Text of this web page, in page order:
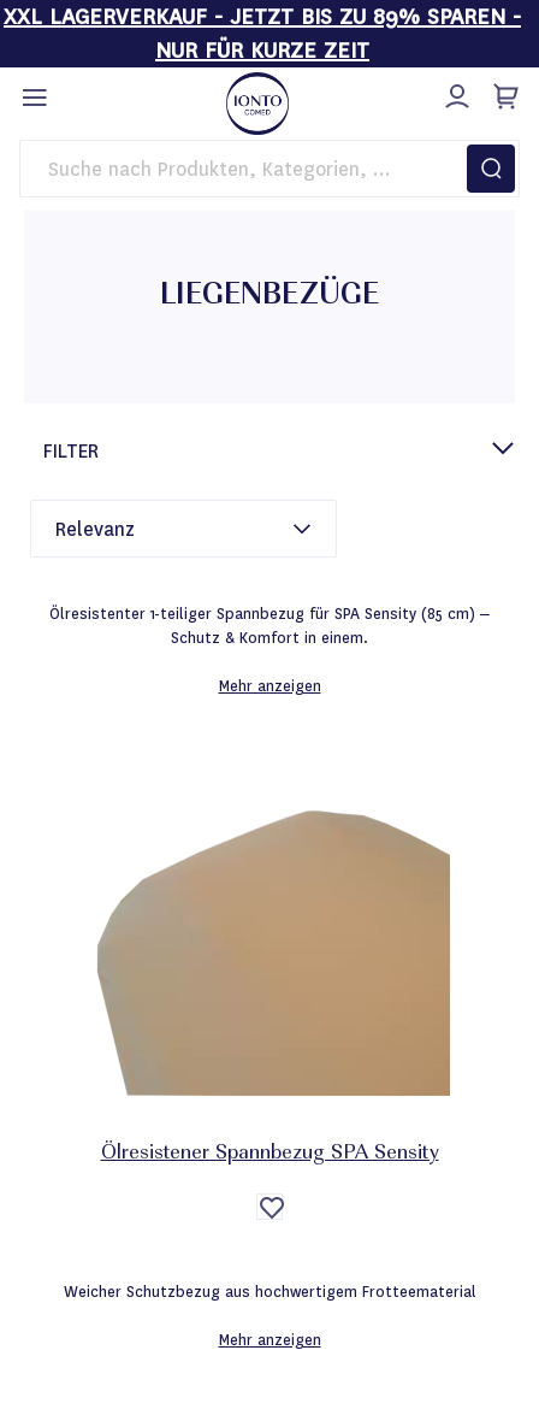
XXL LAGERVERKAUF - JETZT BIS ZU 89% SPAREN -
NUR FÜR KURZE ZEIT
Direkt
zum
Inhalt
Startseite Behandlungsliegen Liegenbezüge
LIEGENBEZÜGE
FILTER
Ölresistenter 1-teiliger Spannbezug für SPA Sensity (85 cm) –
Schutz & Komfort in einem.
Mehr anzeigen
Ölresistener Spannbezug SPA Sensity
Auf
die
Weicher Schutzbezug aus hochwertigem Frotteematerial
Mehr anzeigen